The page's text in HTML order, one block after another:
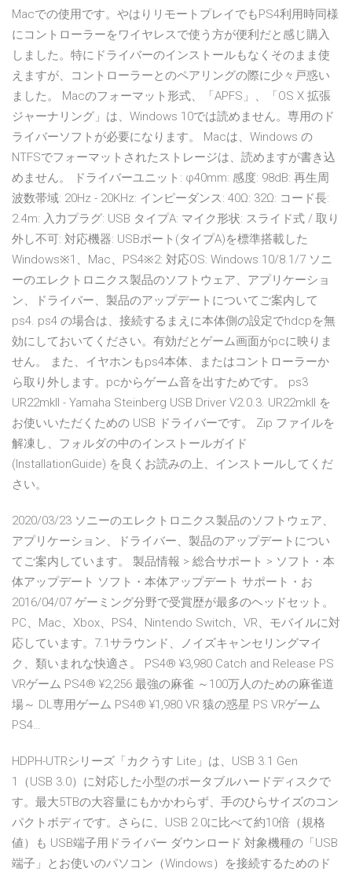
Macでの使用です。やはりリモートプレイでもPS4利用時同様
にコントローラーをワイヤレスで使う方が便利だと感じ購入
しました。特にドライバーのインストールもなくそのまま使
えますが、コントローラーとのペアリングの際に少々戸惑い
ました。 Macのフォーマット形式、「APFS」、「OS X 拡張
ジャーナリング」は、Windows 10では読めません。専用のド
ライバーソフトが必要になります。 Macは、Windows の
NTFSでフォーマットされたストレージは、読めますが書き込
めません。 ドライバーユニット: φ40mm: 感度: 98dB: 再生周
波数帯域: 20Hz - 20KHz: インピーダンス: 40Ω: 32Ω: コード長:
2.4m: 入力プラグ: USB タイプA: マイク形状: スライド式 / 取り
外し不可: 対応機器: USBポート(タイプA)を標準搭載した
Windows※1、Mac、PS4※2: 対応OS: Windows 10/8.1/7 ソニ
ーのエレクトロニクス製品のソフトウェア、アプリケーショ
ン、ドライバー、製品のアップデートについてご案内して
ps4. ps4 の場合は、接続するまえに本体側の設定でhdcpを無
効にしておいてください。有効だとゲーム画面がpcに映りま
せん。 また、イヤホンもps4本体、またはコントローラーか
ら取り外します。pcからゲーム音を出すためです。 ps3
UR22mkII - Yamaha Steinberg USB Driver V2.0.3. UR22mkII を
お使いいただくための USB ドライバーです。 Zip ファイルを
解凍し、フォルダの中のインストールガイド
(InstallationGuide) を良くお読みの上、インストールしてくだ
さい。
2020/03/23 ソニーのエレクトロニクス製品のソフトウェア、
アプリケーション、ドライバー、製品のアップデートについ
てご案内しています。 製品情報 > 総合サポート > ソフト・本
体アップデート ソフト・本体アップデート サポート・お
2016/04/07 ゲーミング分野で受賞歴が最多のヘッドセット。
PC、Mac、Xbox、PS4、Nintendo Switch、VR、モバイルに対
応しています。7.1サラウンド、ノイズキャンセリングマイ
ク、類いまれな快適さ。 PS4® ¥3,980 Catch and Release PS
VRゲーム PS4® ¥2,256 最強の麻雀 ～100万人のための麻雀道
場～ DL専用ゲーム PS4® ¥1,980 VR 猿の惑星 PS VRゲーム
PS4…
HDPH-UTRシリーズ「カクうす Lite」は、USB 3.1 Gen
1（USB 3.0）に対応した小型のポータブルハードディスクで
す。最大5TBの大容量にもかかわらず、手のひらサイズのコン
パクトボディです。さらに、USB 2.0に比べて約10倍（規格
値）も USB端子用ドライバー ダウンロード 対象機種の「USB
端子」とお使いのパソコン（Windows）を接続するためのド